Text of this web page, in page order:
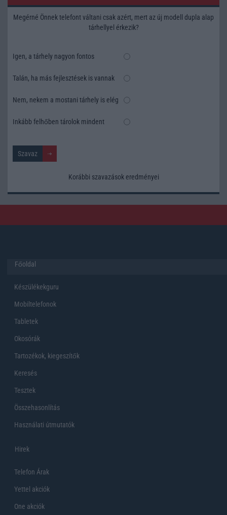
Megérné Önnek telefont váltani csak azért, mert az új modell dupla alap
tárhellyel érkezik?
Igen, a tárhely nagyon fontos
Talán, ha más fejlesztések is vannak
Nem, nekem a mostani tárhely is elég
Inkább felhőben tárolok mindent
Korábbi szavazások eredményei
Főoldal
Készülékekguru
Mobiltelefonok
Tabletek
Okosórák
Tartozékok, kiegeszítők
Keresés
Tesztek
Összehasonlítás
Használati útmutatók
Hirek
Telefon Árak
Yettel akciók
One akciók